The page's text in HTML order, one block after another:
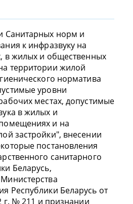
Санитарных норм и
к инфразвуку на
в жилых и общественных
территории жилой
норматива
уровни
местах, допустимые
в жилых и
и на
застройки", внесении
постановления
санитарного
Беларусь,
Республики Беларусь от
г. № 211 и признании